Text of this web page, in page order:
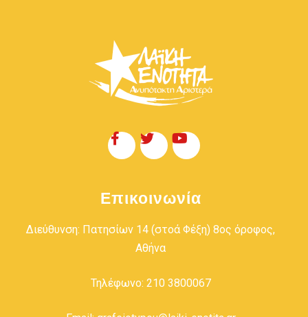
Επικοινωνία
Διεύθυνση: Πατησίων 14 (στοά Φέξη) 8ος όροφος,
Αθήνα
Τηλέφωνο: 210 3800067